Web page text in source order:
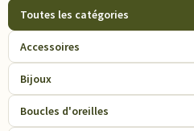
Toutes les catégories
Accessoires
Bijoux
Boucles d'oreilles